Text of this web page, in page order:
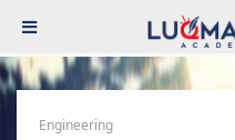
Engineering